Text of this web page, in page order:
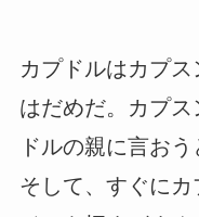
カプドルはカプ
はだめだ。カプ
ドルの親に言おう
そして、すぐに